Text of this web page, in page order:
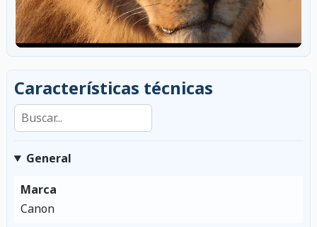
Características técnicas
Buscar en las características
General
Marca
Canon